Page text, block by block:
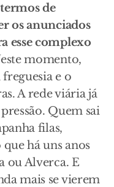
de
os anunciados
esse complexo
momento,
e o
A rede viária já
Quem sai
filas,
há uns anos
ou Alverca. E
mais se vierem